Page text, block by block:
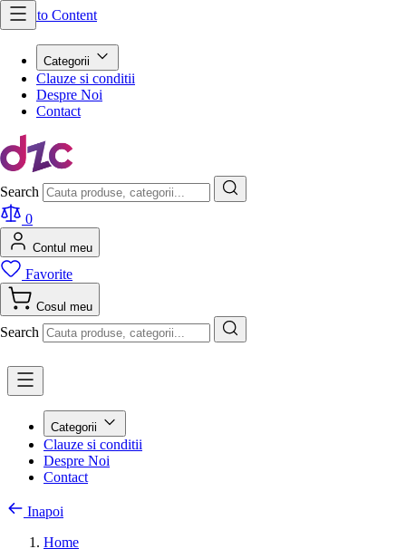
Skip to Content
Categorii
Clauze si conditii
Despre Noi
Contact
Search
0
Contul meu
Favorite
Cosul meu
Search
Categorii
Clauze si conditii
Despre Noi
Contact
Inapoi
Home